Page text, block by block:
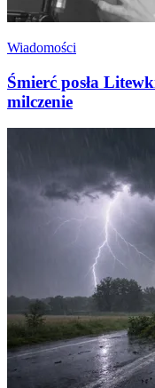
Wiadomości
Śmierć posła
milczenie